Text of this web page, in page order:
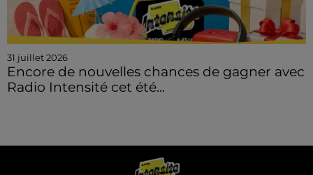
31 juillet 2026
Encore de nouvelles chances de gagner avec
Radio Intensité cet été...